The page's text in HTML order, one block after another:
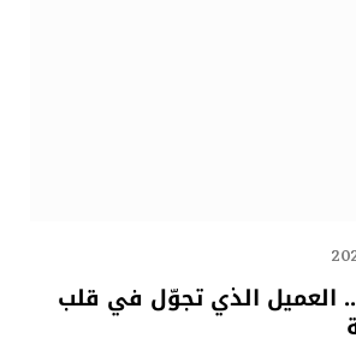
العميل الذي تجوّل في قلب